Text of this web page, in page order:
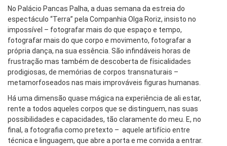
No Palácio Pancas Palha, a duas semana da estreia do
espectáculo “Terra” pela Companhia Olga Roriz, insisto no
impossível – fotografar mais do que espaço e tempo,
fotografar mais do que corpo e movimento, fotografar a
própria dança, na sua essência. São infindáveis horas de
frustração mas também de descoberta de físicalidades
prodigiosas, de memórias de corpos transnaturais –
metamorfoseados nas mais improváveis figuras humanas.
Há uma dimensão quase mágica na experiência de ali estar,
rente a todos aqueles corpos que se distinguem, nas suas
possibilidades e capacidades, tão claramente do meu. E, no
final, a fotografia como pretexto – aquele artifício entre
técnica e linguagem, que abre a porta e me convida a entrar.